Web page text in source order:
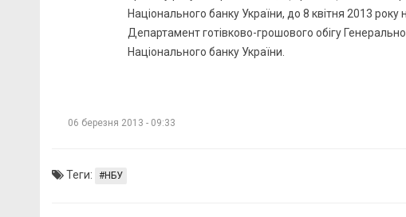
Національного банку України, до 8 квітня 2013
Департамент готівково-грошового обігу
Національного банку України.
06 березня 2013 - 09:33
Теги: НБУ